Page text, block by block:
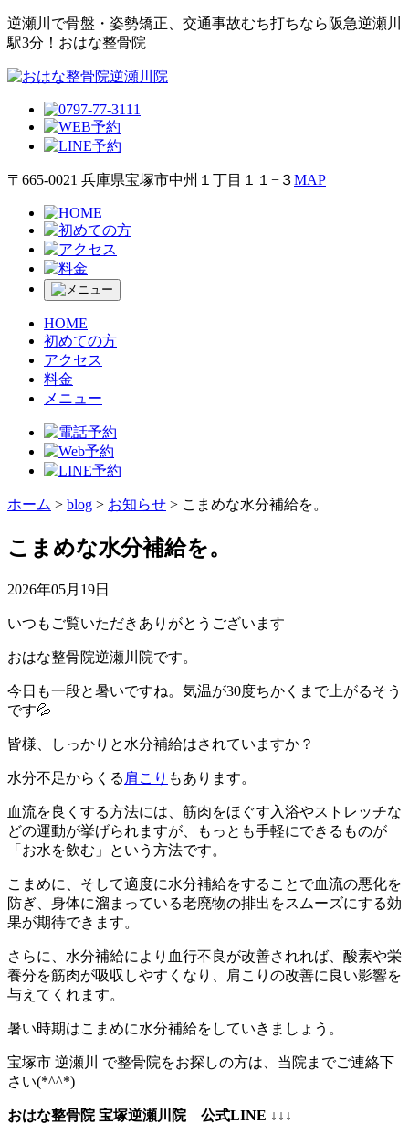
逆瀬川で⾻盤・姿勢矯正、交通事故むち打ちなら阪急逆瀬川
駅3分！おはな整⾻院
〒665-0021 兵庫県宝塚市中州１丁目１１−３MAP
HOME
初めての方
アクセス
料金
メニュー
ホーム > blog > お知らせ > こまめな水分補給を。
こまめな水分補給を。
2026年05月19日
いつもご覧いただきありがとうございます
おはな整骨院逆瀬川院です。
今日も一段と暑いですね。気温が30度ちかくまで上がるそう
です💦
皆様、しっかりと水分補給はされていますか？
水分不足からくる 肩こり もあります。
血流を良くする方法には、筋肉をほぐす入浴やストレッチな
どの運動が挙げられますが、もっとも手軽にできるものが
「お水を飲む」という方法です。
こまめに、そして適度に水分補給をすることで血流の悪化を
防ぎ、身体に溜まっている老廃物の排出をスムーズにする効
果が期待できます。
さらに、水分補給により血行不良が改善されれば、酸素や栄
養分を筋肉が吸収しやすくなり、肩こりの改善に良い影響を
与えてくれます。
暑い時期はこまめに水分補給をしていきましょう。
宝塚市 逆瀬川 で整骨院をお探しの方は、当院までご連絡下
さい(*^^*)
おはな整骨院 宝塚逆瀬川院 公式LINE ↓↓↓